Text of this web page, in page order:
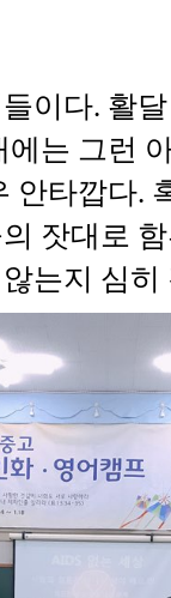
이다. 활
에는 그런
안타깝다.
잣대로
는지 심히